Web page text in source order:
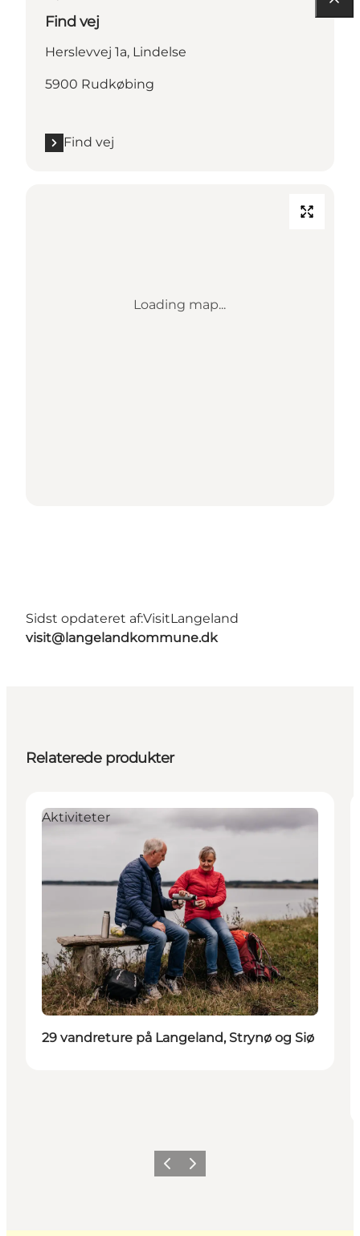
Find vej
Herslevvej 1a, Lindelse
5900 Rudkøbing
Find vej
Loading map...
Sidst opdateret af:VisitLangeland
visit@langelandkommune.dk
Relaterede produkter
Aktiviteter
29 vandreture på Langeland, Strynø og Siø
ForrigeNæste